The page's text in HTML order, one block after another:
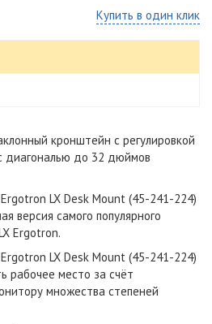
Купить в один клик
кронштейн c регулировкой
диагональю до 32 дюймов
LX Desk Mount (45-241-224)
версия самого популярного
Ergotron.
LX Desk Mount (45-241-224)
рабочее место за счёт
множества степеней